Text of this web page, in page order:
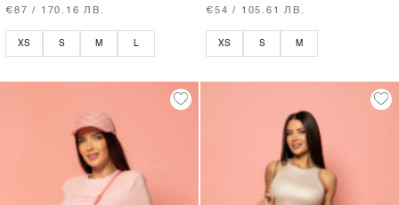
€87 / 170.16 ЛВ.
XS S M
€54 / 105.61 ЛВ.
XS S M